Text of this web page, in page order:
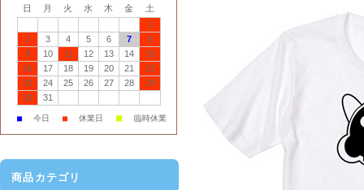
日 月 火 水 木 金
土
1
2
3 4 5 6 7
8
9
10 11 12 13 14
15
16
17 18 19 20 21
22
23
24 25 26 27 28
29
30
31
■ 今日 ■ 休業日 ■ 臨時休業
商品カテゴリ